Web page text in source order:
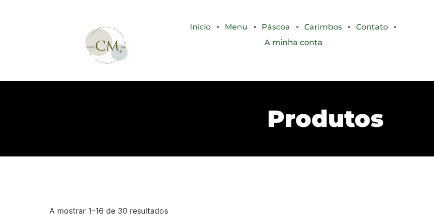
Inicio Menu Páscoa Carimbos
Contato
A minha conta
Produtos
A mostrar 1–16 de 30 resultados